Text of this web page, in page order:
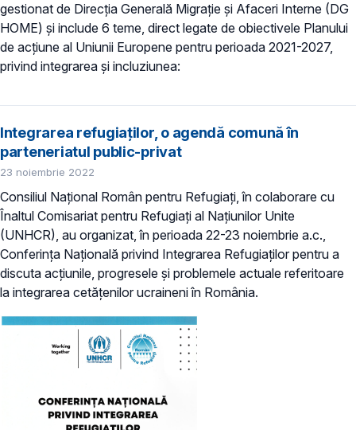
gestionat de Direcția Generală Migrație și Afaceri Interne (DG
HOME) și include 6 teme, direct legate de obiectivele Planului
de acțiune al Uniunii Europene pentru perioada 2021-2027,
privind integrarea și incluziunea:
Integrarea refugiaților, o agendă comună în
parteneriatul public-privat
23 noiembrie 2022
Consiliul Național Român pentru Refugiați, în colaborare cu
Înaltul Comisariat pentru Refugiați al Națiunilor Unite
(UNHCR), au organizat, în perioada 22-23 noiembrie a.c.,
Conferința Națională privind Integrarea Refugiaților pentru a
discuta acțiunile, progresele și problemele actuale referitoare
la integrarea cetățenilor ucraineni în România.